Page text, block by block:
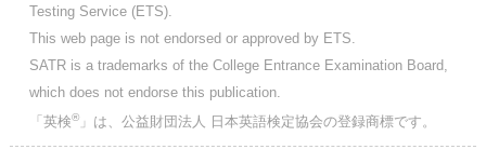
Testing Service (ETS).
This web page is not endorsed or approved by ETS.
SATR is a trademarks of the College Entrance Examination Board,
which does not endorse this publication.
「英検®」は、公益財団法人 日本英語検定協会の登録商標です。